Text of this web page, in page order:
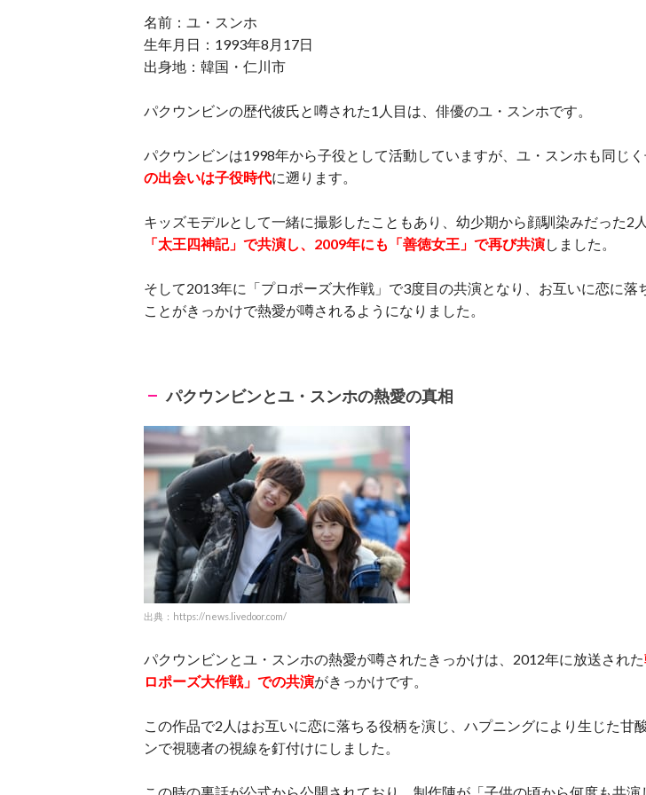
名前：ユ・スンホ
生年月日：1993年8月17日
出身地：韓国・仁川市
パクウンビンの歴代彼氏と噂された1人目は、俳優のユ・スンホです。
パクウンビンは1998年から子役として活動していますが、ユ・スンホも同じく
の出会いは子役時代に遡ります。
キッズモデルとして一緒に撮影したこともあり、幼少期から顔馴染みだった2人
「太王四神記」で共演し、2009年にも「善徳女王」で再び共演しました。
そして2013年に「プロポーズ大作戦」で3度目の共演となり、お互いに恋に落
ことがきっかけで熱愛が噂されるようになりました。
パクウンビンとユ・スンホの熱愛の真相
出典：https://news.livedoor.com/
パクウンビンとユ・スンホの熱愛が噂されたきっかけは、2012年に放送された
ロポーズ大作戦」での共演がきっかけです。
この作品で2人はお互いに恋に落ちる役柄を演じ、ハプニングにより生じた甘
ンで視聴者の視線を釘付けにしました。